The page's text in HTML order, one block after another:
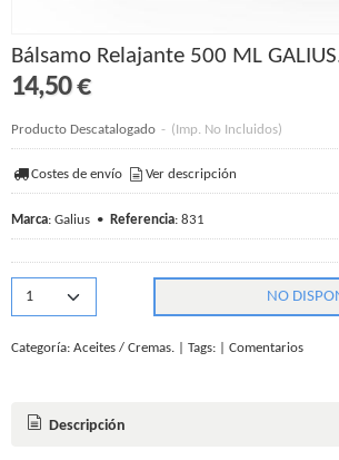
Bálsamo Relajante 500 ML
14,50 €
Producto Descatalogado - (Imp. No Incluidos)
Costes de envío Ver descripción
Marca: Galius • Referencia: 831
NO
Categoría: Aceites / Cremas. Tags: Comentarios
Descripción